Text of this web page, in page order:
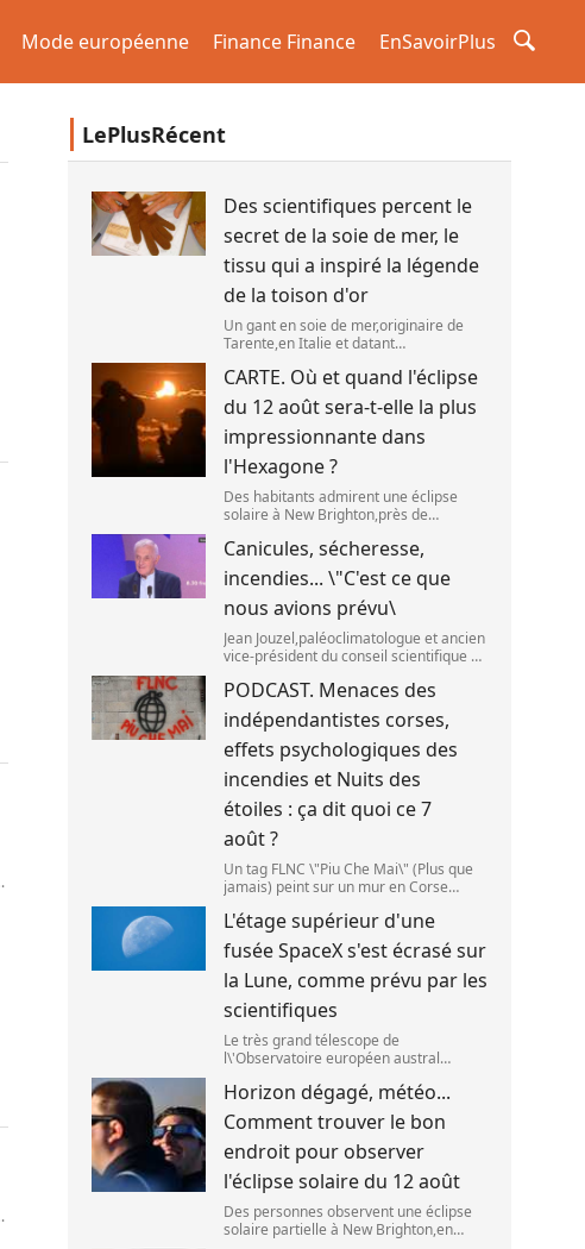
Mode européenne Finance Finance EnSavoirPlus
LePlusRécent
Des scientifiques percent le
secret de la soie de mer, le
tissu qui a inspiré la légende
de la toison d'or
Un gant en soie de mer,originaire de
Tarente,en Italie et datant
(OWN WORK / JOHN HILL)
CARTE. Où et quand l'éclipse
du 12 août sera-t-elle la plus
impressionnante dans
l'Hexagone ?
Des habitants admirent une éclipse
solaire à New Brighton,près de
septembre 2025. (SANKA
VIDANAGAMA )
Canicules, sécheresse,
incendies... \"C'est ce que
nous avions prévu\
Jean Jouzel,paléoclimatologue et ancien
vice-président du conseil scientifique du
(FRANCEINFO / RADIO FRANCE)
PODCAST. Menaces des
indépendantistes corses,
effets psychologiques des
incendies et Nuits des
étoiles : ça dit quoi ce 7
août ?
Un tag FLNC \"Piu Che Mai\" (Plus que
jamais) peint sur un mur en Corse
CASABIANCA )
L'étage supérieur d'une
fusée SpaceX s'est écrasé sur
la Lune, comme prévu par les
scientifiques
Le très grand télescope de
l\'Observatoire européen austral
preuves que l\'étage supérieur d\'une
fusée de SpaceX s\'est bien écrasé sur
la Lune,le 5 aoû
Horizon dégagé, météo...
Comment trouver le bon
endroit pour observer
l'éclipse solaire du 12 août
Des personnes observent une éclipse
solaire partielle à New Brighton,en